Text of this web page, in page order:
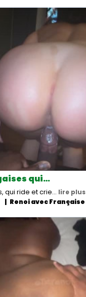
qui…
qui ride et crie… lire plus
Renoi avec Française